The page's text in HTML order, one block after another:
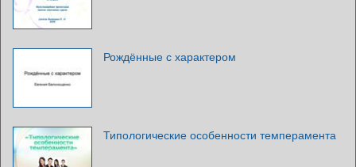
Рождённые с характером
Типологические особенности темперамента